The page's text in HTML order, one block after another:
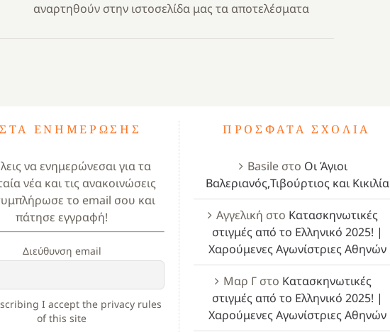
αναρτηθούν στην ιστοσελίδα μας τα αποτελέσματα
ΕΝΗΜΈΡΩΣΗΣ
να ενημερώνεσαι για τα
νέα και τις ανακοινώσεις
το email σου και
πάτησε εγγραφή!
Διεύθυνση email
I accept the privacy rules
of this site
ΠΡΌΣΦΑΤΑ ΣΧΌΛΙΑ
Basileστο Οι Άγιοι
Βαλεριανός,Τιβούρτιος και Κικιλία
Αγγελική στο Κατασκηνωτικές
στιγμές από το Ελληνικό 2025! |
Χαρούμενες Αγωνίστριες Αθηνών
Μαρ Γστο Κατασκηνωτικές
στιγμές από το Ελληνικό 2025! |
Χαρούμενες Αγωνίστριες Αθηνών